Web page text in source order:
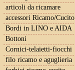
articoli da ricamare
accessori Ricamo/Cucito
Bordi in LINO e AIDA
Bottoni
Cornici-telaietti-fiocchi
filo ricamo e aguglieria